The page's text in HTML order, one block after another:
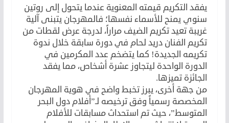
يفقد التكريم قيمته المعنوية عندما يتحول إلى روتين
سنوي يمنح للأسماء نفسها؛ فالمهرجان يتبنى آلية
غريبة تعيد تكريم الضيف مراراً، لدرجة عرض لقطات من
تكريم الفنان دريد لحام في دورة سابقة خلال ندوة
تكريمه الجديدة! كما يتضخم عدد المكرمين في
الدورة الواحدة ليتجاوز عشرة أشخاص، مما يفقد
الجائزة تميزها.
من جهة أخرى، يبرز تخبط واضح في هوية المهرجان
المخصصة رسمياً وفق ترخيصه لـ”أفلام دول البحر
المتوسط”، حيث تم استحداث مسابقات للأفلام